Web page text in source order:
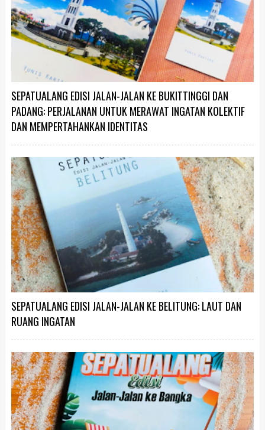
SEPATUALANG EDISI JALAN-JALAN KE BUKITTINGGI DAN
PADANG: PERJALANAN UNTUK MERAWAT INGATAN KOLEKTIF
DAN MEMPERTAHANKAN IDENTITAS
SEPATUALANG EDISI JALAN-JALAN KE BELITUNG: LAUT DAN
RUANG INGATAN